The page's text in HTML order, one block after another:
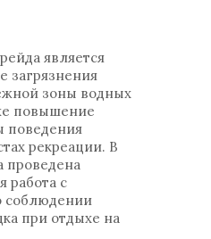
является
загрязнения
зоны водных
повышение
поведения
рекреации. В
проведена
работа с
при отдыхе на